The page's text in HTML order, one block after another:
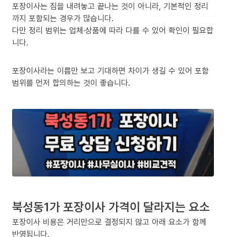
포장이사는 짐을 내려놓고 끝나는 것이 아니라, 기본적인 정리
까지 포함되는 경우가 많습니다.
다만 정리 범위는 업체·상품에 따라 다를 수 있어 확인이 필요합
니다.
포장이사라는 이름만 보고 기대하면 차이가 생길 수 있어 포함
범위를 먼저 합의하는 것이 좋습니다.
북성동1가 포장이사 가격이 달라지는 요소
포장이사 비용은 거리만으로 결정되지 않고 아래 요소가 함께
반영됩니다.